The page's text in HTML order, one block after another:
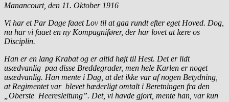
Manancourt, den 11. Oktober 1916
Vi har et Par Dage faaet Lov til at gaa rundt efter eget Hoved. Dog,
nu har vi faaet en ny Kompagnifører, der har lovet at lære os
Disciplin.
Han er en lang Krabat og er altid højt til Hest. Det er lidt
usædvanlig paa disse Breddegrader, men hele Karlen er noget
usædvanlig. Han mente i Dag, at det ikke var af nogen Betydning,
at Regimentet var blevet hæderligt omtalt i Beretningen fra den
„Oberste Heeresleitung”. Det, vi havde gjort, mente han, var kun